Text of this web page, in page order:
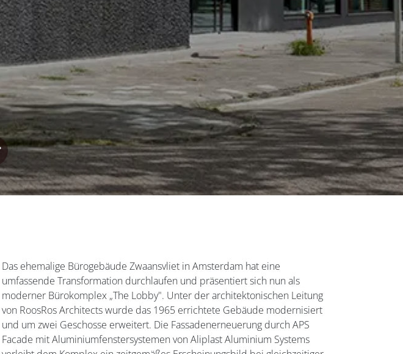
Das ehemalige Bürogebäude Zwaansvliet in Amsterdam hat eine
umfassende Transformation durchlaufen und präsentiert sich nun als
moderner Bürokomplex „The Lobby". Unter der architektonischen Leitung
von RoosRos Architects wurde das 1965 errichtete Gebäude modernisiert
und um zwei Geschosse erweitert. Die Fassadenerneuerung durch APS
Facade mit Aluminiumfenstersystemen von Aliplast Aluminium Systems